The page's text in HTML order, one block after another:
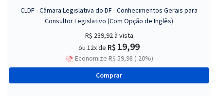
CLDF - Câmara Legislativa do DF - Conhecimentos Gerais para
Consultor Legislativo (Com Opção de Inglês)
R$ 239,92à vista
ou 12x de R$ 19,99
Economize R$ 59,98 (-20%)
Comprar